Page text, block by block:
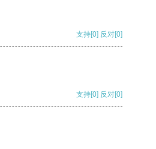
支持[0] 反对[0]
支持[0] 反对[0]